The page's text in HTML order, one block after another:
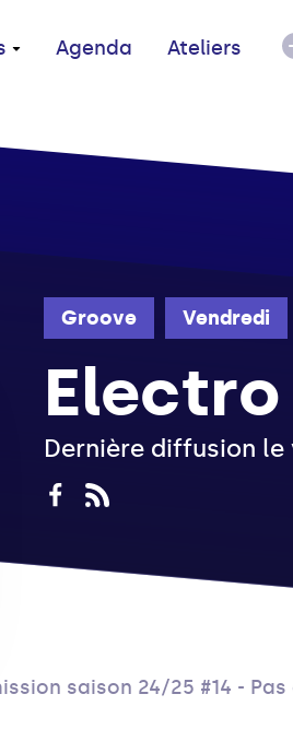
Agenda Ateliers
Groove Vendredi
Electro
Dernière diffusion le
saison 24/25 #14 -